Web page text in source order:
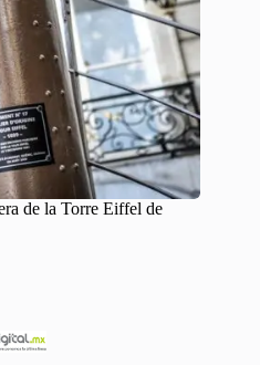
de la Torre Eiffel de